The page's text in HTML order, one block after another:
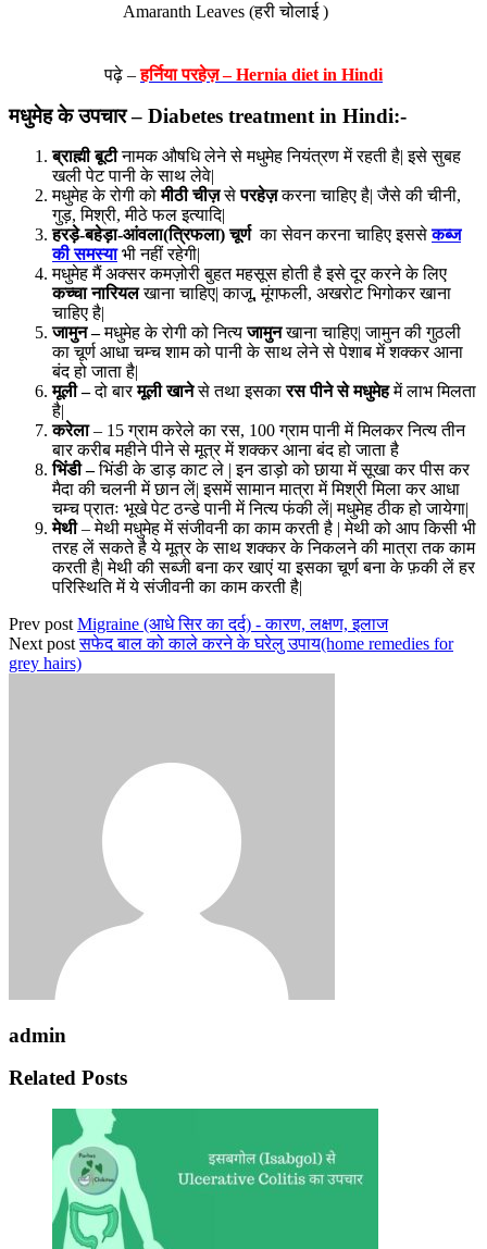
Amaranth Leaves (हरी चोलाई )
पढ़े –हर्निया परहेज़ – Hernia diet in Hindi
मधुमेह के उपचार – Diabetes treatment in Hindi:-
ब्राह्मी बूटीनामक औषधि लेने से मधुमेह नियंत्रण में रहती है| इसे सुबह
खली पेट पानी के साथ लेवे|
मधुमेह के रोगी कोमीठी चीज़सेपरहेज़करना चाहिए है| जैसे की चीनी,
गुड़, मिश्री, मीठे फल इत्यादि|
हरड़े-बहेड़ा-आंवला(त्रिफला) चूर्ण का सेवन करना चाहिए इससेकब्ज
की समस्याभी नहीं रहेगी|
मधुमेह मैं अक्सर कमज़ोरी बुहत महसूस होती है इसे दूर करने के लिए
कच्चा नारियलखाना चाहिए| काजू, मूंगफली, अखरोट भिगोकर खाना
चाहिए है|
जामुन –मधुमेह के रोगी को नित्यजामुनखाना चाहिए| जामुन की गुठली
का चूर्ण आधा चम्च शाम को पानी के साथ लेने से पेशाब में शक्कर आना
बंद हो जाता है|
मूली –दो बारमूली खानेसे तथा इसकारस पीने से मधुमेहमें लाभ मिलता
है|
करेला– 15 ग्राम करेले का रस, 100 ग्राम पानी में मिलकर नित्य तीन
बार करीब महीने पीने से मूत्र में शक्कर आना बंद हो जाता है
भिंडी –भिंडी के डाड़ काट ले | इन डाड़ो को छाया में सूखा कर पीस कर
मैदा की चलनी में छान लें| इसमें सामान मात्रा में मिश्री मिला कर आधा
चम्च प्रातः भूखे पेट ठन्डे पानी में नित्य फंकी लें| मधुमेह ठीक हो जायेगा|
मेथी– मेथी मधुमेह में संजीवनी का काम करती है | मेथी को आप किसी भी
तरह लें सकते है ये मूत्र के साथ शक्कर के निकलने की मात्रा तक काम
करती है| मेथी की सब्जी बना कर खाएं या इसका चूर्ण बना के फ़की लें हर
परिस्थिति में ये संजीवनी का काम करती है|
Prev post Migraine (आधे सिर का दर्द) - कारण, लक्षण, इलाज
Next post सफेद बाल को काले करने के घरेलु उपाय(home remedies for
grey hairs)
admin
Related Posts